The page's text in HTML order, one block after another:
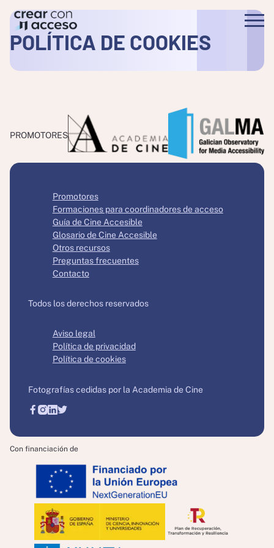
POLÍTICA DE COOKIES
PROMOTORES
Promotores
Formaciones para coordinadores de acceso
Guía de Cine Accesible
Glosario de Cine Accesible
Otros recursos
Preguntas frecuentes
Contacto
Todos los derechos reservados
Aviso legal
Política de privacidad
Política de cookies
Fotografías cedidas por la Academia de Cine
Con financiación de